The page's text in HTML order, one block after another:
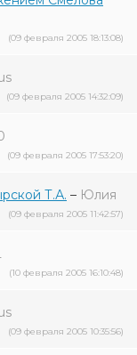
(09 февраля 2005 18:13:08)
(09 февраля 2005 14:32:09)
(09 февраля 2005 17:53:20)
Т.А. – Юлия
(09 февраля 2005 11:42:57)
(10 февраля 2005 16:10:48)
(09 февраля 2005 10:35:56)